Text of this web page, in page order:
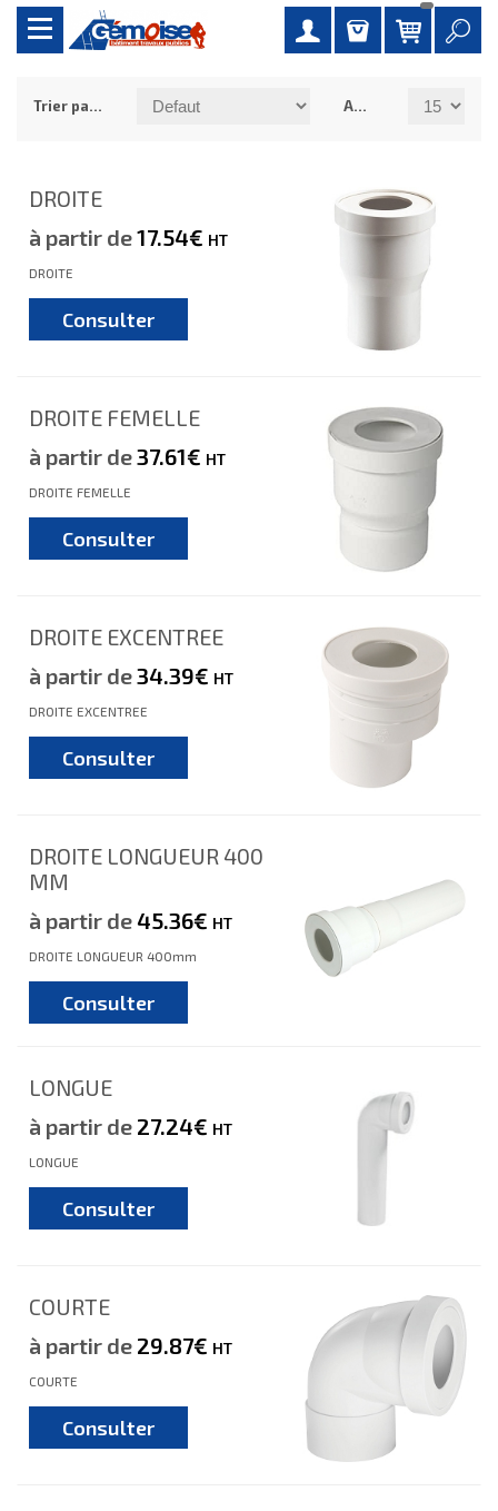
Trier par : Afficher :
DROITE
à partir de17.54€ HT
DROITE
Consulter
DROITE FEMELLE
à partir de37.61€ HT
DROITE FEMELLE
Consulter
DROITE EXCENTREE
à partir de34.39€ HT
DROITE EXCENTREE
Consulter
DROITE LONGUEUR 400
MM
à partir de45.36€ HT
DROITE LONGUEUR 400mm
Consulter
LONGUE
à partir de 27.24€ HT
LONGUE
Consulter
COURTE
à partir de 29.87€ HT
COURTE
Consulter